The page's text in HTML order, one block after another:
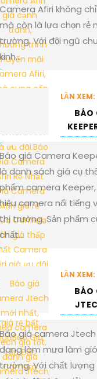
Camera Afiri không
mà còn là lựa chọn rẻ
trường. Với đội ngũ
kinh...
LẦN
BÁO
Báo giá Camera
là danh sách giá cụ
phẩm camera
hiệu camera nổi tiếng
thị trường. Sản phẩm
chất...
LẦN
BÁO
Báo giá camera
đang làm mưa làm
trường. Với chất lượng